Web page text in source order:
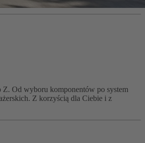
Z. Od wyboru komponentów po system
Z korzyścią dla Ciebie i z